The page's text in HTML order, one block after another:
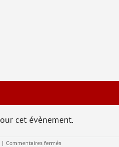
cet évènement.
| Commentaires ferméssur